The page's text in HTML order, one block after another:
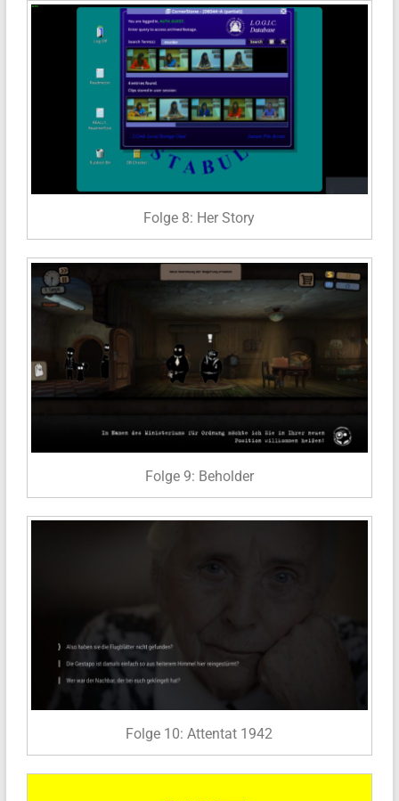
Folge 8: Her Story
Folge 9: Beholder
Folge 10: Attentat 1942